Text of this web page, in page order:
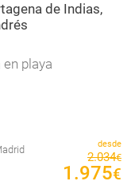
de Indias,
playa
desde
2.034€
1 .975€